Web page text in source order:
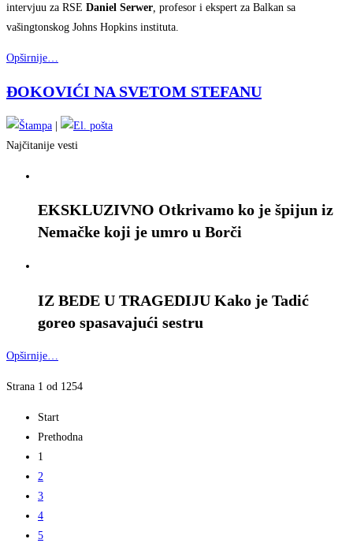
intervjuu za RSE Daniel Serwer profesor i ekspert za Balkan sa
vašingtonskog Johns Hopkins instituta.
Opširnije…
ĐOKOVIĆI NA SVETOM STEFANU
Najčitanije vesti
EKSKLUZIVNO Otkrivamo ko je špijun iz
Nemačke koji je umro u Borči
IZ BEDE U TRAGEDIJU Kako je Tadić
goreo spasavajući sestru
Opširnije…
Strana 1 od 1254
Start
Prethodna
1
2
3
4
5